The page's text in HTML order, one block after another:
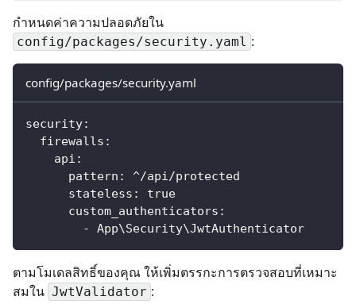
กำหนดค่าความปลอดภัยใน
config/packages/security.yaml :
config/packages/security.yaml
security:
firewalls :
api :
pattern :
^/api/protected
stateless :
true
custom_authenticators :
-
App\Security\JwtAuthenticator
ตามโมเดลสิทธิ์ของคุณ ให้เพิ่มตรรกะการตรวจสอบที่เหมาะ
สมใน JwtValidator :